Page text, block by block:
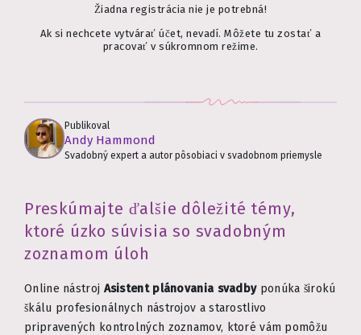
Žiadna registrácia nie je potrebná!
Ak si nechcete vytvárať účet, nevadí. Môžete tu zostať a
pracovať v súkromnom režime.
Publikoval
Andy Hammond
Svadobný expert a autor pôsobiaci v svadobnom priemysle
Preskúmajte ďalšie dôležité témy,
ktoré úzko súvisia so svadobným
zoznamom úloh
Online nástroj Asistent plánovania svadbyponúka širokú
škálu profesionálnych nástrojov a starostlivo
pripravených kontrolných zoznamov, ktoré vám pomôžu